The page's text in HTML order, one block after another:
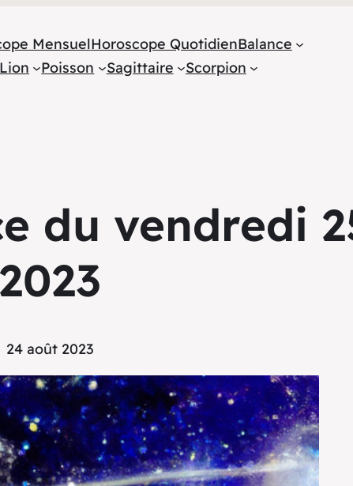
MensuelHoroscope QuotidienBalance
Lion Poisson Sagittaire
Scorpion
du vendredi
2023
24 août 2023